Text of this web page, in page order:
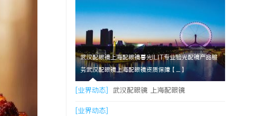
武汉配眼镜上海配眼镜暮光ILIT专业验光配镜产品服
务武汉配眼镜上海配眼镜资质保障【....】
[业界动态] 武汉配眼镜 上海配眼镜
[业界动态]